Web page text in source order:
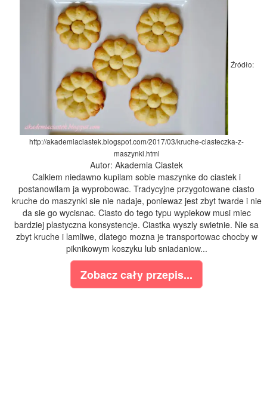
Źródło:
http://akademiaciastek.blogspot.com/2017/03/kruche-ciasteczka-z-
maszynki.html
Autor: Akademia Ciastek
Calkiem niedawno kupilam sobie maszynke do ciastek i
postanowilam ja wyprobowac. Tradycyjne przygotowane ciasto
kruche do maszynki sie nie nadaje, poniewaz jest zbyt twarde i nie
da sie go wycisnac. Ciasto do tego typu wypiekow musi miec
bardziej plastyczna konsystencje. Ciastka wyszly swietnie. Nie sa
zbyt kruche i lamliwe, dlatego mozna je transportowac chocby w
piknikowym koszyku lub sniadaniow...
Zobacz cały przepis...